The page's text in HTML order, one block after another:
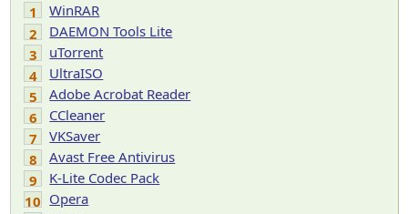
1
WinRAR
2
DAEMON Tools Lite
3
uTorrent
4
UltraISO
5
Adobe Acrobat Reader
6
CCleaner
7
VKSaver
8
Avast Free Antivirus
9
K-Lite Codec Pack
10 Opera